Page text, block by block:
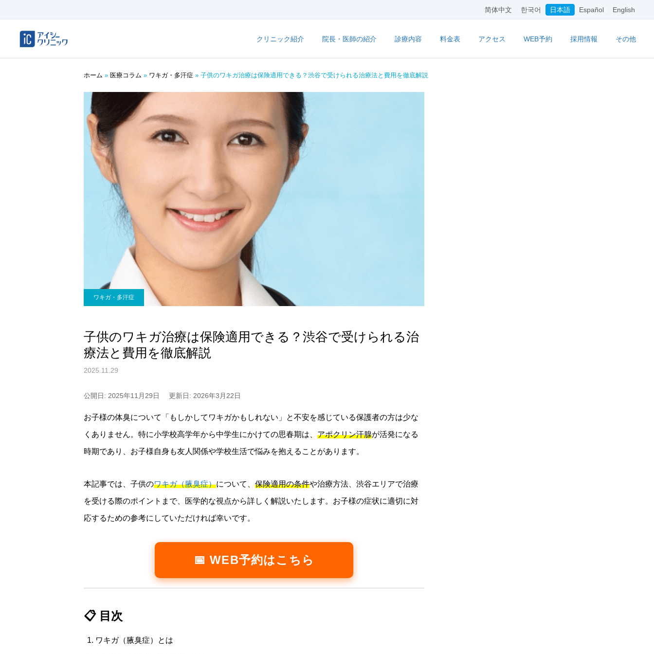
简体中文 한국어 日本語 Español English
クリニック紹介 院長・医師の紹介 診療内容 料金表 アクセス WEB予約 採用情報 その他
ホーム » 医療コラム » ワキガ・多汗症 » 子供のワキガ治療は保険適用できる？渋谷で受けられる治療法と費用を徹底解説
ワキガ・多汗症
子供のワキガ治療は保険適用できる？渋谷で受けられる治
療法と費用を徹底解説
2025.11.29
公開日: 2025年11月29日 更新日: 2026年3月22日
お子様の体臭について「もしかしてワキガかもしれない」と不安を感じている保護者の方は少な
くありません。特に小学校高学年から中学生にかけての思春期は、 アポクリン汗腺が活発になる
時期であり、お子様自身も友人関係や学校生活で悩みを抱えることがあります。
本記事では、子供のワキガ（腋臭症）について、 保険適用の条件や治療方法、渋谷エリアで治療
を受ける際のポイントまで、医学的な視点から詳しく解説いたします。お子様の症状に適切に対
応するための参考にしていただければ幸いです。
📅 WEB予約はこちら
📋 目次
ワキガ（腋臭症）とは